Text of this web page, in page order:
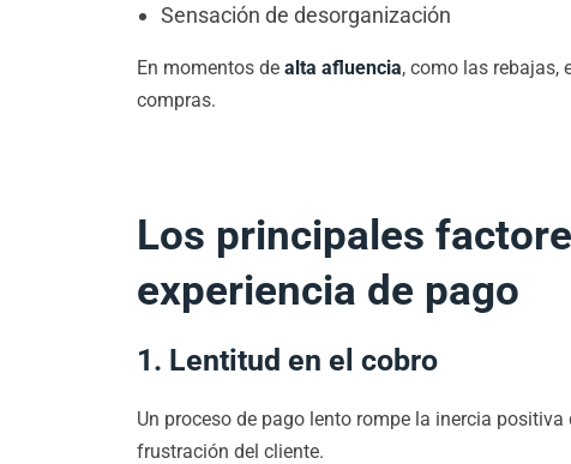
Sensación de desorganización
En momentos de alta afluencia, como las rebajas,
compras.
Los principales
experiencia de pago
1. Lentitud en el cobro
Un proceso de pago lento rompe la inercia
frustración del cliente.